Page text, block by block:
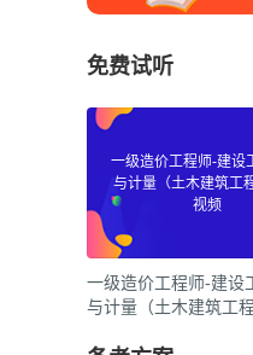
免费试听
一级造价工程师-建设
与计量（土木建筑工
视频
一级造价工程师-建设
与计量（土木建筑工